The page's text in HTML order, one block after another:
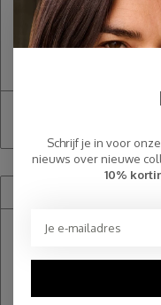
Het Verhaal van
Schrijf je in voor
nieuws over nieuwe
10%